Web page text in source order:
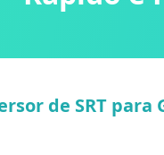
de SRT para